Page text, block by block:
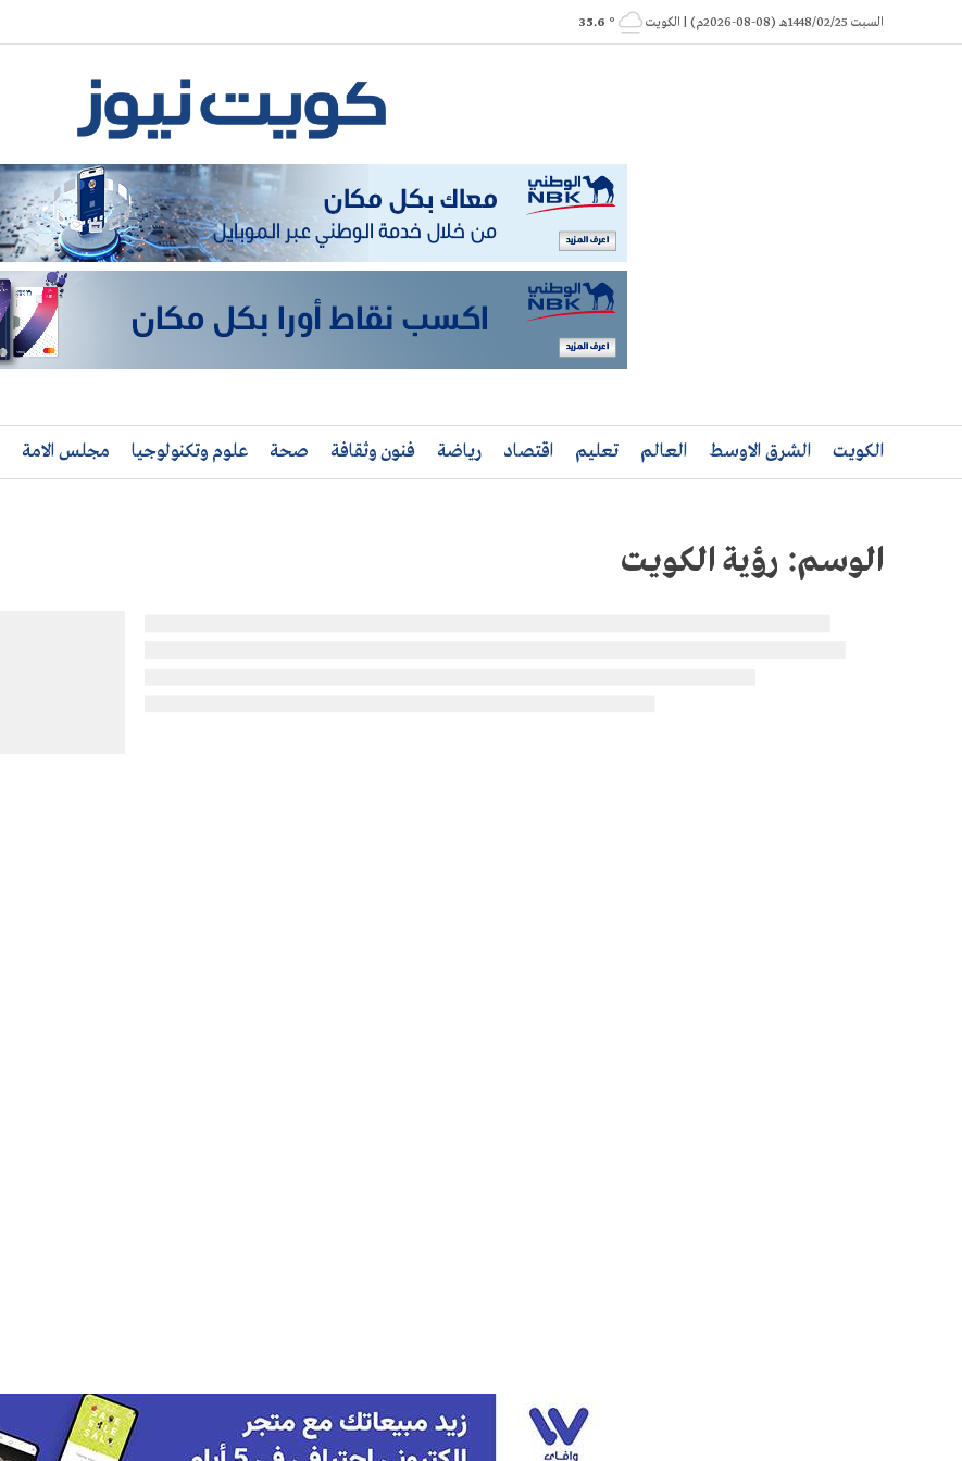
to
السبت 1448/02/25هـ (08-08-2026م) | الكويت ° 35.6
الكويت الشرق الاوسط العالم تعليم اقتصاد رياضة فنون وثقافة صحة علوم وتكنولوجيا مجلس الامة
الوسم: رؤية الكويت